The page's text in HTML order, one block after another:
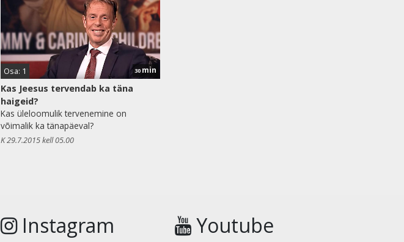
Osa: 1 30 min
Kas Jeesus tervendab ka täna
haigeid?
Kas üleloomulik tervenemine on
võimalik ka tänapäeval?
K 29.7.2015 kell 05.00
Instagram Youtube